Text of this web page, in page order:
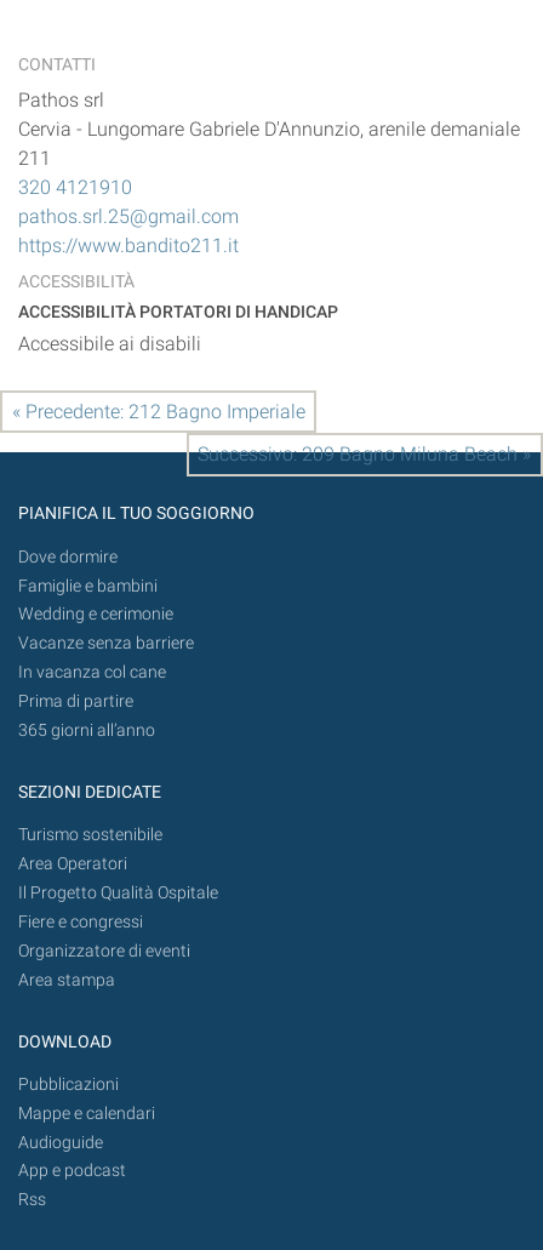
CONTATTI
Pathos srl
Cervia - Lungomare Gabriele D'Annunzio, arenile demaniale
211
320 4121910
pathos.srl.25@gmail.com
https://www.bandito211.it
ACCESSIBILITÀ
ACCESSIBILITÀ PORTATORI DI HANDICAP
Accessibile ai disabili
« Precedente: 212 Bagno Imperiale
Successivo: 209 Bagno Miluna Beach »
PIANIFICA IL TUO SOGGIORNO
Dove dormire
Famiglie e bambini
Wedding e cerimonie
Vacanze senza barriere
In vacanza col cane
Prima di partire
365 giorni all’anno
SEZIONI DEDICATE
Turismo sostenibile
Area Operatori
Il Progetto Qualità Ospitale
Fiere e congressi
Organizzatore di eventi
Area stampa
DOWNLOAD
Pubblicazioni
Mappe e calendari
Audioguide
App e podcast
Rss